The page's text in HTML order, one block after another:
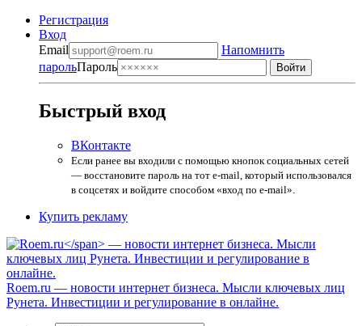
Регистрация
Вход
Email
Напомнить
парольПароль
Быстрый вход
ВКонтакте
Если ранее вы входили с помощью кнопок социальных сетей
— восстановите пароль на тот e-mail, который использовался
в соцсетях и войдите способом «вход по e-mail».
Купить рекламу
Roem.ru — новости интернет бизнеса. Мысли ключевых лиц
Рунета. Инвестиции и регулирование в онлайне.